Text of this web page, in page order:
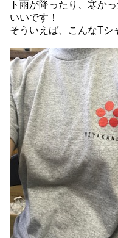
ト雨が降ったり、寒か
いいです！
そういえば、こんなTシ